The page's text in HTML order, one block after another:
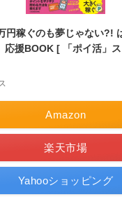
円稼ぐのも夢じゃない?!
応援BOOK [ 「ポイ活」
Amazon
楽天市場
Yahooショッピング